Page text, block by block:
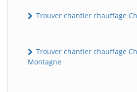
Trouver chantier chauffage
Trouver chantier chauffage
Montagne